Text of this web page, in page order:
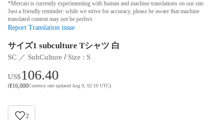
*Mercari is currently experimenting with human and machine translations on our site.
Just a friendly reminder: while we strive for accuracy, please be aware that machine
translated content may not be perfect.
Report Translation issue
サイズ1 subculture Tシャツ 白
SC ／ SubCulture / Size : S
US$106.40
(¥16,000Currency rate updated Aug 9, 02:10 UTC)
2